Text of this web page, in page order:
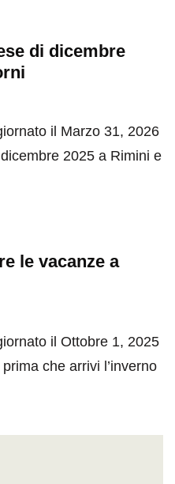
di dicembre
il Marzo 31, 2026
2025 a Rimini e
le vacanze a
il Ottobre 1, 2025
che arrivi l’inverno